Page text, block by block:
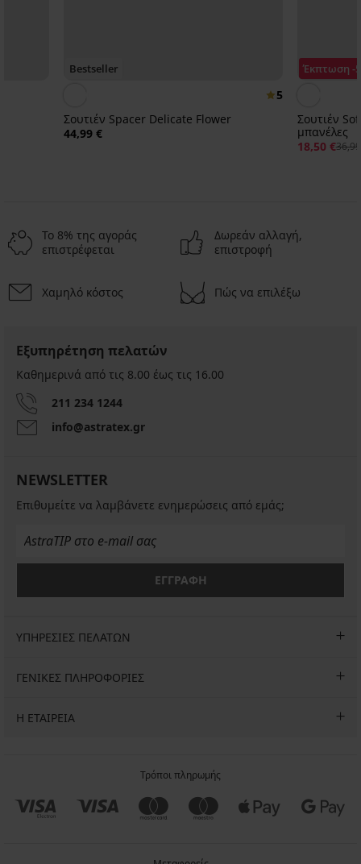
Bestseller
5
Σουτιέν Spacer Delicate Flower
44,99 €
Έκπτωση -
Σουτιέν
μπανέλες
18,50 €
PREMIUM
σλιπ
Klein
52,99
ΔΩΡΕΑΝ
Το 8% της αγοράς
επιστρέφεται
Δωρεάν αλλαγή,
επιστροφή
Χαμηλό κόστος Πώς να επιλέξω
Εξυπηρέτηση πελατών
Καθημερινά από τις 8.00 έως τις 16.00
211 234 1244
info@astratex.gr
NEWSLETTER
Επιθυμείτε να λαμβάνετε ενημερώσεις από εμάς;
ΕΓΓΡΑΦΗ
ΥΠΗΡΕΣΙΕΣ ΠΕΛΑΤΩΝ
ΓΕΝΙΚΕΣ ΠΛΗΡΟΦΟΡΙΕΣ
Η ΕΤΑΙΡΕΙΑ
Τρόποι πληρωμής